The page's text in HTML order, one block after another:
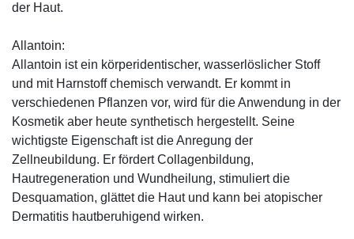
der Haut.
Allantoin:
Allantoin ist ein körperidentischer, wasserlöslicher Stoff
und mit Harnstoff chemisch verwandt. Er kommt in
verschiedenen Pflanzen vor, wird für die Anwendung in der
Kosmetik aber heute synthetisch hergestellt. Seine
wichtigste Eigenschaft ist die Anregung der
Zellneubildung. Er fördert Collagenbildung,
Hautregeneration und Wundheilung, stimuliert die
Desquamation, glättet die Haut und kann bei atopischer
Dermatitis hautberuhigend wirken.